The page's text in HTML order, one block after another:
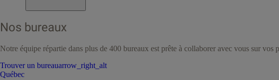
Nos bureaux
Notre équipe répartie dans plus de 400 bureaux est prête à collaborer avec vous sur vos
Trouver un bureauarrow_right_alt
Québec